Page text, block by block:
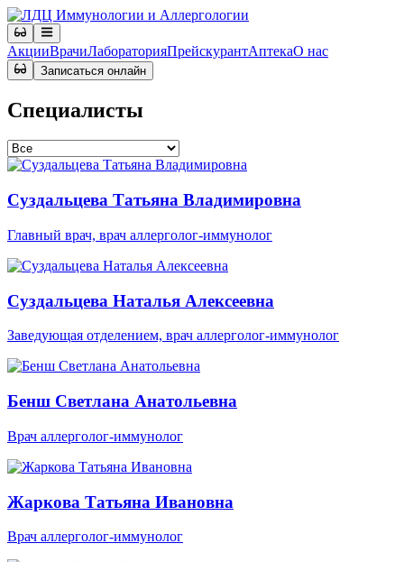
АкцииВрачиЛабораторияПрейскурантАптекаО нас
Записаться онлайн
Специалисты
Суздальцева Татьяна Владимировна
Главный врач, врач аллерголог-иммунолог
Суздальцева Наталья Алексеевна
Заведующая отделением, врач аллерголог-иммунолог
Бенш Светлана Анатольевна
Врач аллерголог-иммунолог
Жаркова Татьяна Ивановна
Врач аллерголог-иммунолог